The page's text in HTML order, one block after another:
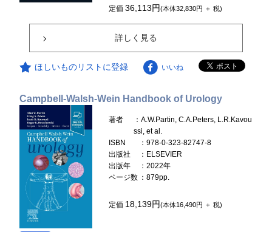
定価36,113円(本体32,830円 ＋ 税)
詳しく見る
ほしいものリストに登録 いいね
Campbell-Walsh-Wein Handbook of Urology
著者
：A.W.Partin, C.A.Peters, L.R.Kavou
ssi, et al.
ISBN
：978-0-323-82747-8
出版社
：ELSEVIER
出版年
：2022年
ページ数 ：879pp.
定価 18,139円(本体16,490円 ＋ 税)